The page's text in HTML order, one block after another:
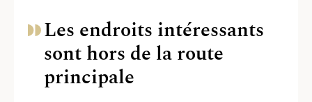
Les endroits intéressants
sont hors de la route
principale